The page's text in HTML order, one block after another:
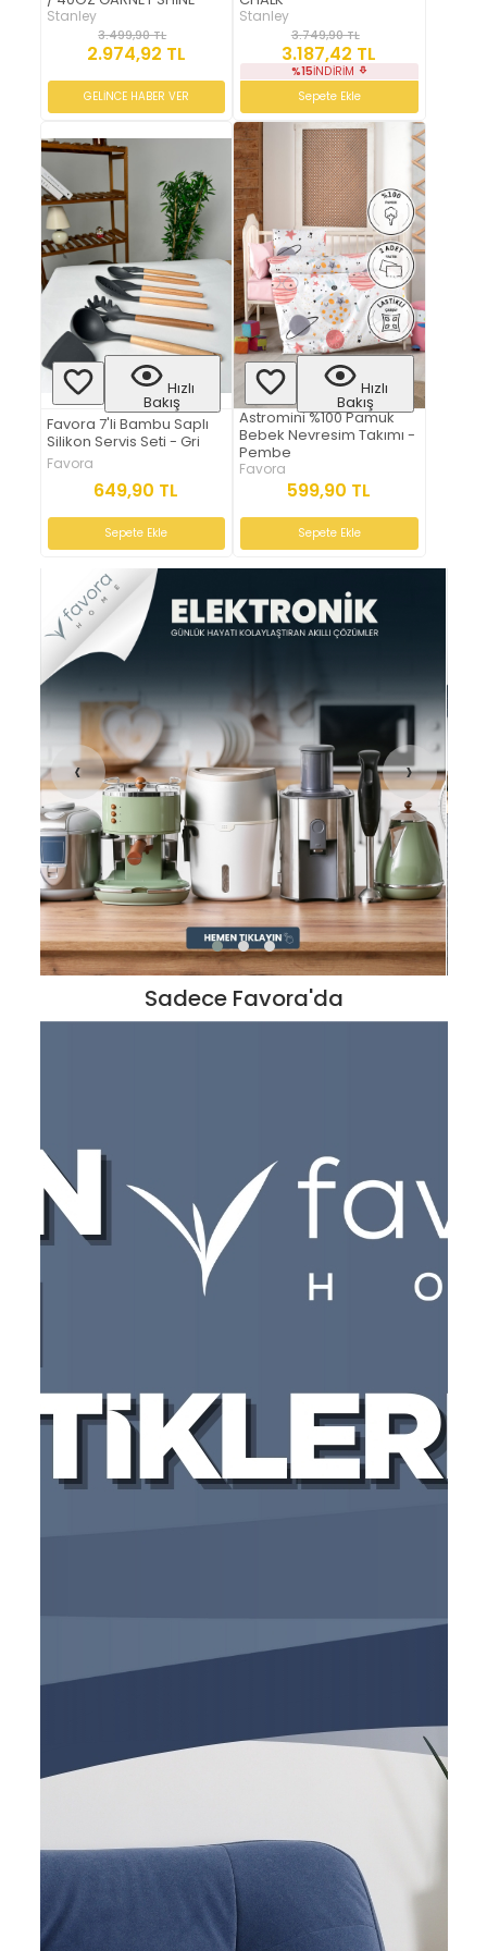
Stanley
3.499,90 TL
2.974,92 TL
GELİNCE HABER VER
Stanley
3.749,90 TL
3.187,42 TL
%15İNDIRIM
Sepete Ekle
Hızlı
Bakış
Favora 7'li Bambu Saplı
Silikon Servis Seti - Gri
Favora
649,90 TL
Sepete Ekle
Hızlı
Bakış
Astromini %100 Pamuk
Bebek Nevresim Takımı -
Pembe
Favora
599,90 TL
Sepete Ekle
‹ ›
Sadece Favora'da